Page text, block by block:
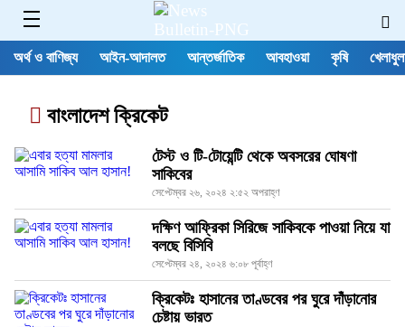
অর্থ ও বাণিজ্য আইন-আদালত আন্তর্জাতিক আবহাওয়া কৃষি
বাংলাদেশ ক্রিকেট
টেস্ট ও টি-টোয়েন্টি থেকে অবসরের ঘোষণা
সাকিবের
সেপ্টেম্বর ২৬, ২০২৪ ২:৫২ অপরাহ্ণ
দক্ষিণ আফ্রিকা সিরিজে সাকিবকে পাওয়া নিয়ে যা
বলছে বিসিবি
সেপ্টেম্বর ২৪, ২০২৪ ৬:০৮ পূর্বাহ্ণ
ক্রিকেটঃ হাসানের তাণ্ডবের পর ঘুরে দাঁড়ানোর
চেষ্টায় ভারত